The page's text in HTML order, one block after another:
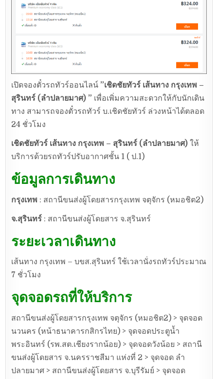
เปิดจองตั๋วรถทัวร์ออนไลน์ ”เชิดชัยทัวร์ เส้นทาง กรุงเทพ –
สุรินทร์ (ลำปลายมาศ) ” เพื่อเพิ่มความสะดวกให้กับนักเดิน
ทาง สามารถจองตั๋วรถทัวร์ บ.เชิดชัยทัวร์ ล่วงหน้าได้ตลอด
24 ชั่วโมง
เชิดชัยทัวร์ เส้นทาง กรุงเทพ – สุรินทร์ (ลำปลายมาศ) ให้
บริการด้วยรถทัวร์ปรับอากาศชั้น 1 ( ป.1)
ข้อมูลการเดินทาง
กรุงเทพ : สถานีขนส่งผู้โดยสารกรุงเทพ จตุจักร (หมอชิต2)
จ.สุรินทร์ : สถานีขนส่งผู้โดยสาร จ.สุรินทร์
ระยะเวลาเดินทาง
เส้นทาง กรุงเทพ – บขส.สุรินทร์ ใช้เวลานั่งรถทัวร์ประมาณ
7 ชั่วโมง
จุดจอดรถที่ให้บริการ
สถานีขนส่งผู้โดยสารกรุงเทพ จตุจักร (หมอชิต2) > จุดจอด
นวนคร (หน้าธนาคารกสิกรไทย) > จุดจอดประตูน้ำ
พระอินทร์ (รพ.สต.เชียงรากน้อย) > จุดจอดวังน้อย > สถานี
ขนส่งผู้โดยสาร จ.นครราชสีมา แห่งที่ 2 > จุดจอด ลำ
ปลายมาศ > สถานีขนส่งผู้โดยสาร จ.บุรีรัมย์ > จุดจอด